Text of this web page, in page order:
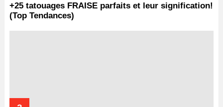
+25 tatouages ​​FRAISE parfaits et leur signification!
(Top Tendances)